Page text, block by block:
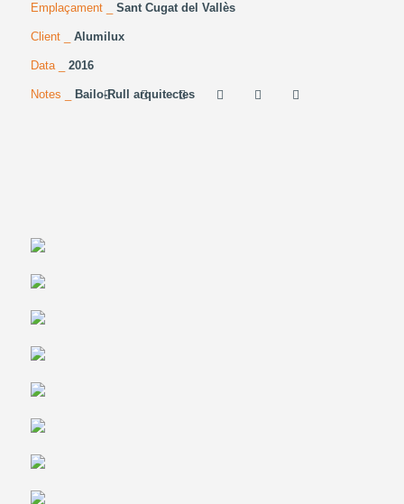
Emplaçament _ Sant Cugat del Vallès
Client _ Alumilux
Data _ 2016
Notes _ Bailo-Rull arquitectes